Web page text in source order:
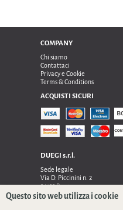
COMPANY
Chi siamo
Contattaci
Privacy e Cookie
Terms & Conditions
ACQUISTI SICURI
DUEGI s.r.l.
Sede legale
Via D. Piccinini n. 2
24122 Bergamo
Sede operativa e
Questo sito web utilizza i cookie